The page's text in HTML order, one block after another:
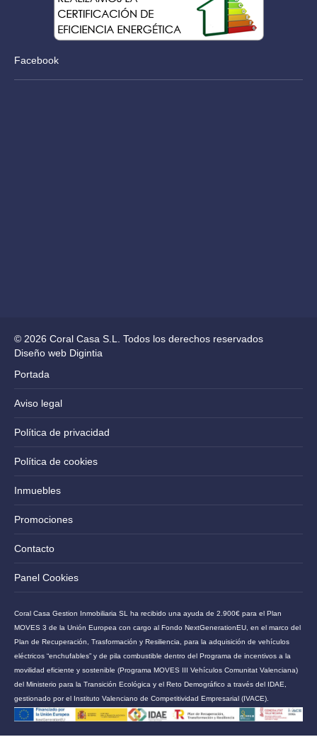
Facebook
© 2026 Coral Casa S.L. Todos los derechos reservados
Diseño web Digintia
Portada
Aviso legal
Política de privacidad
Política de cookies
Inmuebles
Promociones
Contacto
Panel Cookies
Coral Casa Gestion Inmobiliaria SL ha recibido una ayuda de 2.900€ para el Plan
MOVES 3 de la Unión Europea con cargo al Fondo NextGenerationEU, en el marco del
Plan de Recuperación, Trasformación y Resiliencia, para la adquisición de vehículos
eléctricos “enchufables” y de pila combustible dentro del Programa de incentivos a la
movilidad eficiente y sostenible (Programa MOVES III Vehículos Comunitat Valenciana)
del Ministerio para la Transición Ecológica y el Reto Demográfico a través del IDAE,
gestionado por el Instituto Valenciano de Competitividad Empresarial (IVACE).